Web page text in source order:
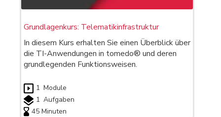
Grundlagenkurs: Telematikinfrastruktur
In diesem Kurs erhalten Sie einen Überblick über
die TI-Anwendungen in tomedo® und deren
grundlegenden Funktionsweisen.
1 Module
1 Aufgaben
45 Minuten